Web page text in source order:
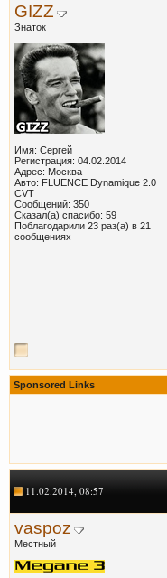
GIZZ
Знаток
Имя: Сергей
Регистрация: 04.02.2014
Адрес: Москва
Авто: FLUENCE Dynamique 2.0
CVT
Сообщений: 350
Сказал(а) спасибо: 59
Поблагодарили 23 раз(а) в 21
сообщениях
Sponsored Links
11.02.2014, 08:57
vaspoz
Местный